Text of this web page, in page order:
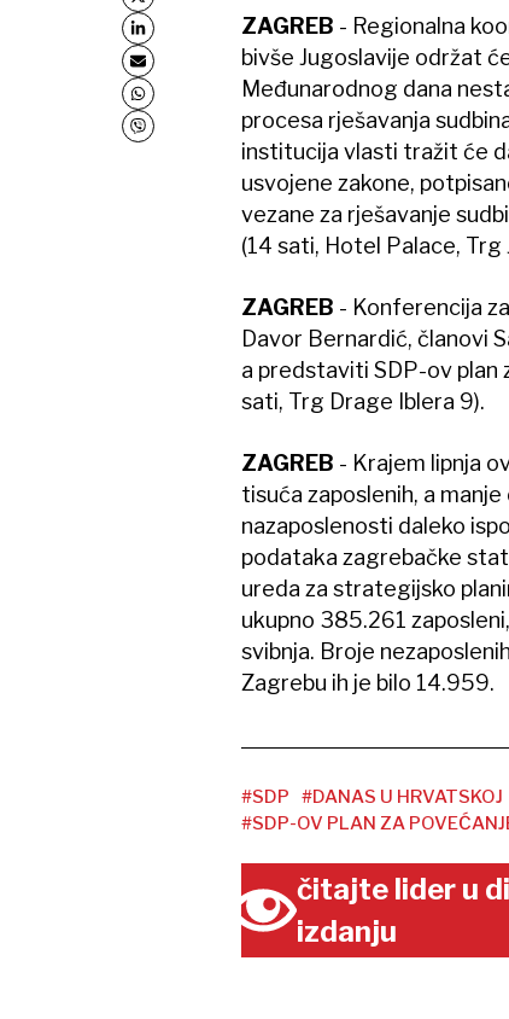
ZAGREB - Regionalna
bivše Jugoslavije održat
Međunarodnog dana
procesa rješavanja
institucija vlasti tražit će
usvojene zakone,
vezane za rješavanje
(14 sati, Hotel Palace, Trg
ZAGREB - Konferencija
Davor Bernardić, članovi
a predstaviti SDP-ov plan
sati, Trg Drage Iblera 9).
ZAGREB - Krajem lipnja
tisuća zaposlenih, a
nazaposlenosti daleko
podataka zagrebačke
ureda za strategijsko
ukupno 385.261
svibnja. Broje
Zagrebu ih je bilo 14.959.
#SDP #DANAS U HRVATSKOJ
#SDP-OV PLAN ZA
čitajte lider u
izdanju